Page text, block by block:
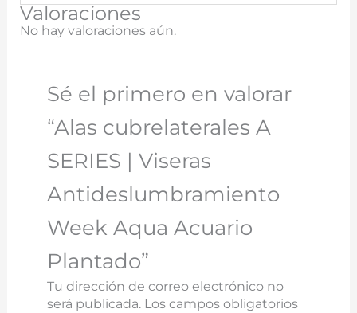
Valoraciones
No hay valoraciones aún.
Sé el primero en valorar
“Alas cubrelaterales A
SERIES | Viseras
Antideslumbramiento
Week Aqua Acuario
Plantado”
Tu dirección de correo electrónico no
será publicada. Los campos obligatorios